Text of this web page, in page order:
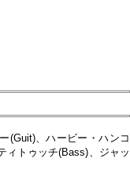
(Guit)、ハービー・ハンコ
ィトゥッチ(Bass)、ジャッ